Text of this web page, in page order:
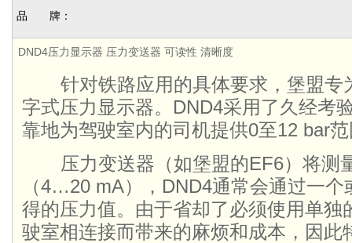
品 牌：
DND4压力显示器 压力变送器 可读性 清晰度
针对铁路应用的具体要求，堡盟专
字式压力显示器。DND4采用了久经考
靠地为驾驶室内的司机提供0至12 bar
压力变送器（如堡盟的EF6）将测
（4…20 mA），DND4通常会通过一
得的压力值。由于省却了必须使用单独
驶室相连接而带来的麻烦和成本，因此